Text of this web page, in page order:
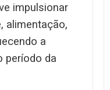
impulsionar
alimentação,
a
período da